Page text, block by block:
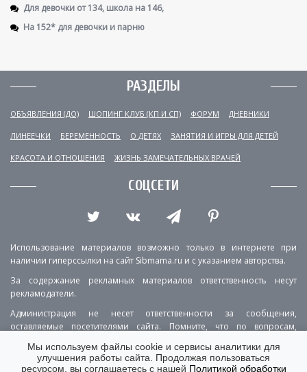
Для девочки от 134, школа на 146,
На 152* для девочки и парню
РАЗДЕЛЫ
ОБЪЯВЛЕНИЯ (ДО) ШОПИНГ КЛУБ (КП И СП) ФОРУМ ДНЕВНИКИ
ЛИНЕЕЧКИ БЕРЕМЕННОСТЬ О ДЕТЯХ ЗАНЯТИЯ И ИГРЫ ДЛЯ ДЕТЕЙ
КРАСОТА И ОТНОШЕНИЯ ЖИЗНЬ ЗАМЕЧАТЕЛЬНЫХ ВРАЧЕЙ
СОЦСЕТИ
Использование материалов возможно только в интернете при
наличии гиперссылки на сайт Sibmama.ru и с указанием авторства.
За содержание рекламных материалов ответственность несут
рекламодатели.
Администрация не несет ответственности за сообщения,
оставляемые посетителями сайта. Помните, что по вопросам,
РЕКЛАМА О ПРОЕКТЕ КОНТАКТЫ
Мы используем файлы cookie и сервисы аналитики для
улучшения работы сайта. Продолжая пользоваться
ресурсом, вы соглашаетесь с нашей Политикой обработки